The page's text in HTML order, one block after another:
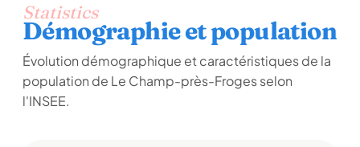
Statistics
Démographie et population
Évolution démographique et caractéristiques de la
population de Le Champ-près-Froges selon
l'INSEE.